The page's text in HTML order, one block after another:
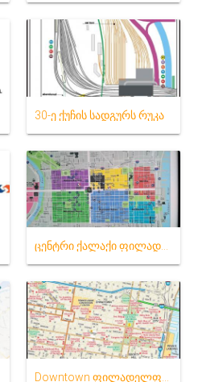
30-ე ქუჩის სადგურს რუკა
ცენტრი ქალაქი ფილადელფია რუკა